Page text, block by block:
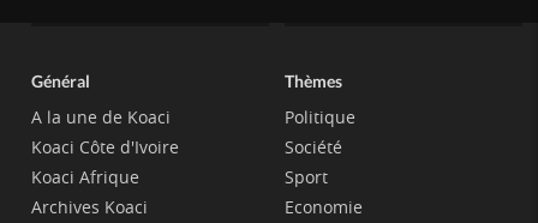
Général
A la une de Koaci
Koaci Côte d'Ivoire
Koaci Afrique
Archives Koaci
Thèmes
Politique
Société
Sport
Economie